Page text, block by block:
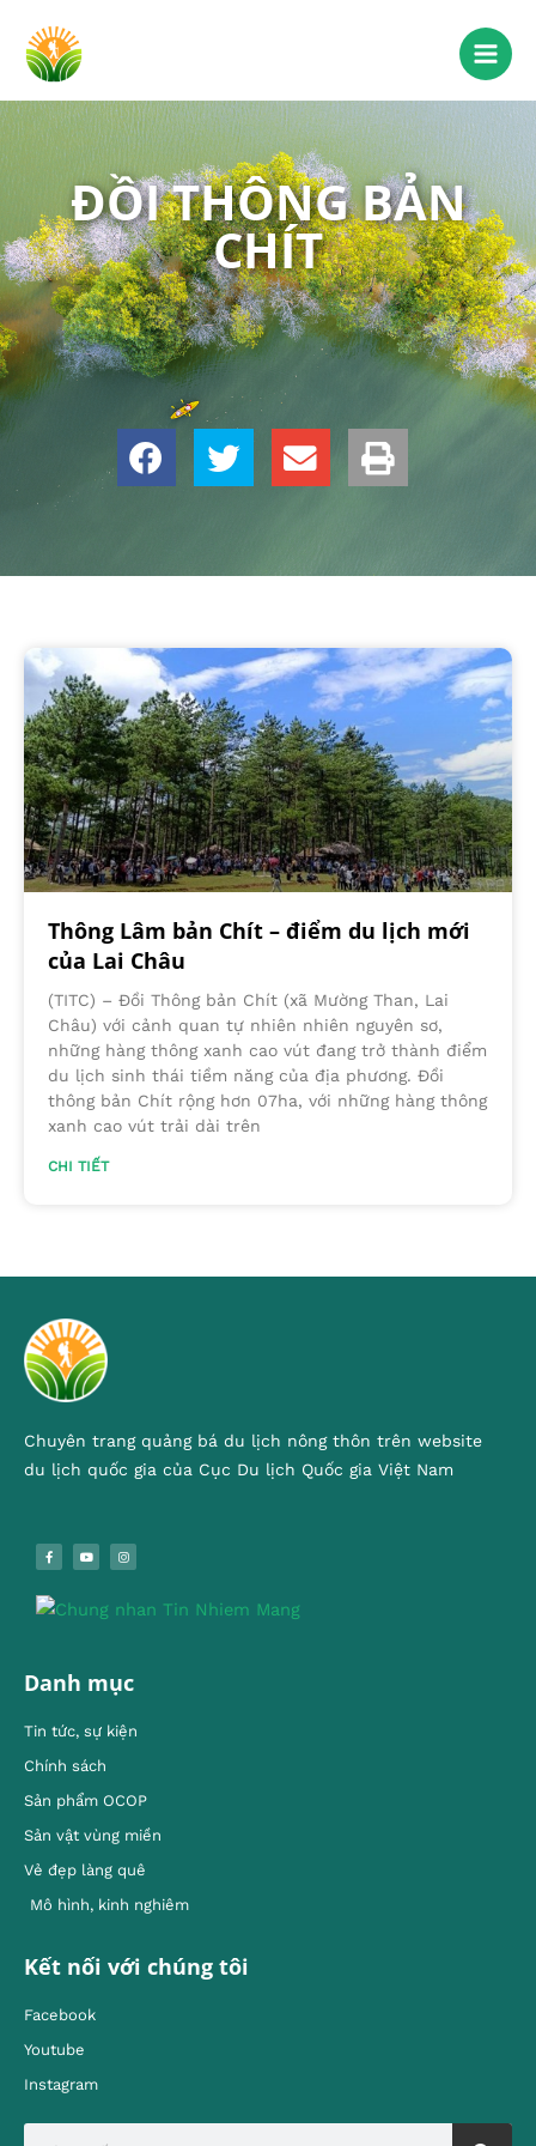
ĐỒI THÔNG BẢN
CHÍT
Thông Lâm bản Chít – điểm du lịch mới
của Lai Châu
(TITC) – Đồi Thông bản Chít (xã Mường Than, Lai
Châu) với cảnh quan tự nhiên nhiên nguyên sơ,
những hàng thông xanh cao vút đang trở thành điểm
du lịch sinh thái tiềm năng của địa phương. Đồi
thông bản Chít rộng hơn 07ha, với những hàng thông
xanh cao vút trải dài trên
CHI TIẾT
Chuyên trang quảng bá du lịch nông thôn trên website
du lịch quốc gia của Cục Du lịch Quốc gia Việt Nam
Danh mục
Tin tức, sự kiện
Chính sách
Sản phẩm OCOP
Sản vật vùng miền
Vẻ đẹp làng quê
Mô hình, kinh nghiêm
Kết nối với chúng tôi
Facebook
Youtube
Instagram